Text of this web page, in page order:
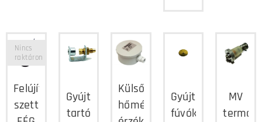
Felújító
szett
Nincs
raktáron
Gyújtóláng
tartó
Külső
hőmérséklet
Gyújtóláng
fúvóka
MV